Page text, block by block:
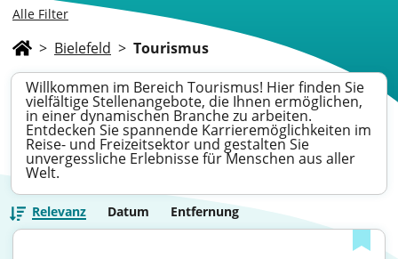
Alle Filter
> Bielefeld > Tourismus
Willkommen im Bereich Tourismus! Hier finden Sie
vielfältige Stellenangebote, die Ihnen ermöglichen,
in einer dynamischen Branche zu arbeiten.
Entdecken Sie spannende Karrieremöglichkeiten im
Reise- und Freizeitsektor und gestalten Sie
unvergessliche Erlebnisse für Menschen aus aller
Welt.
Relevanz Datum Entfernung